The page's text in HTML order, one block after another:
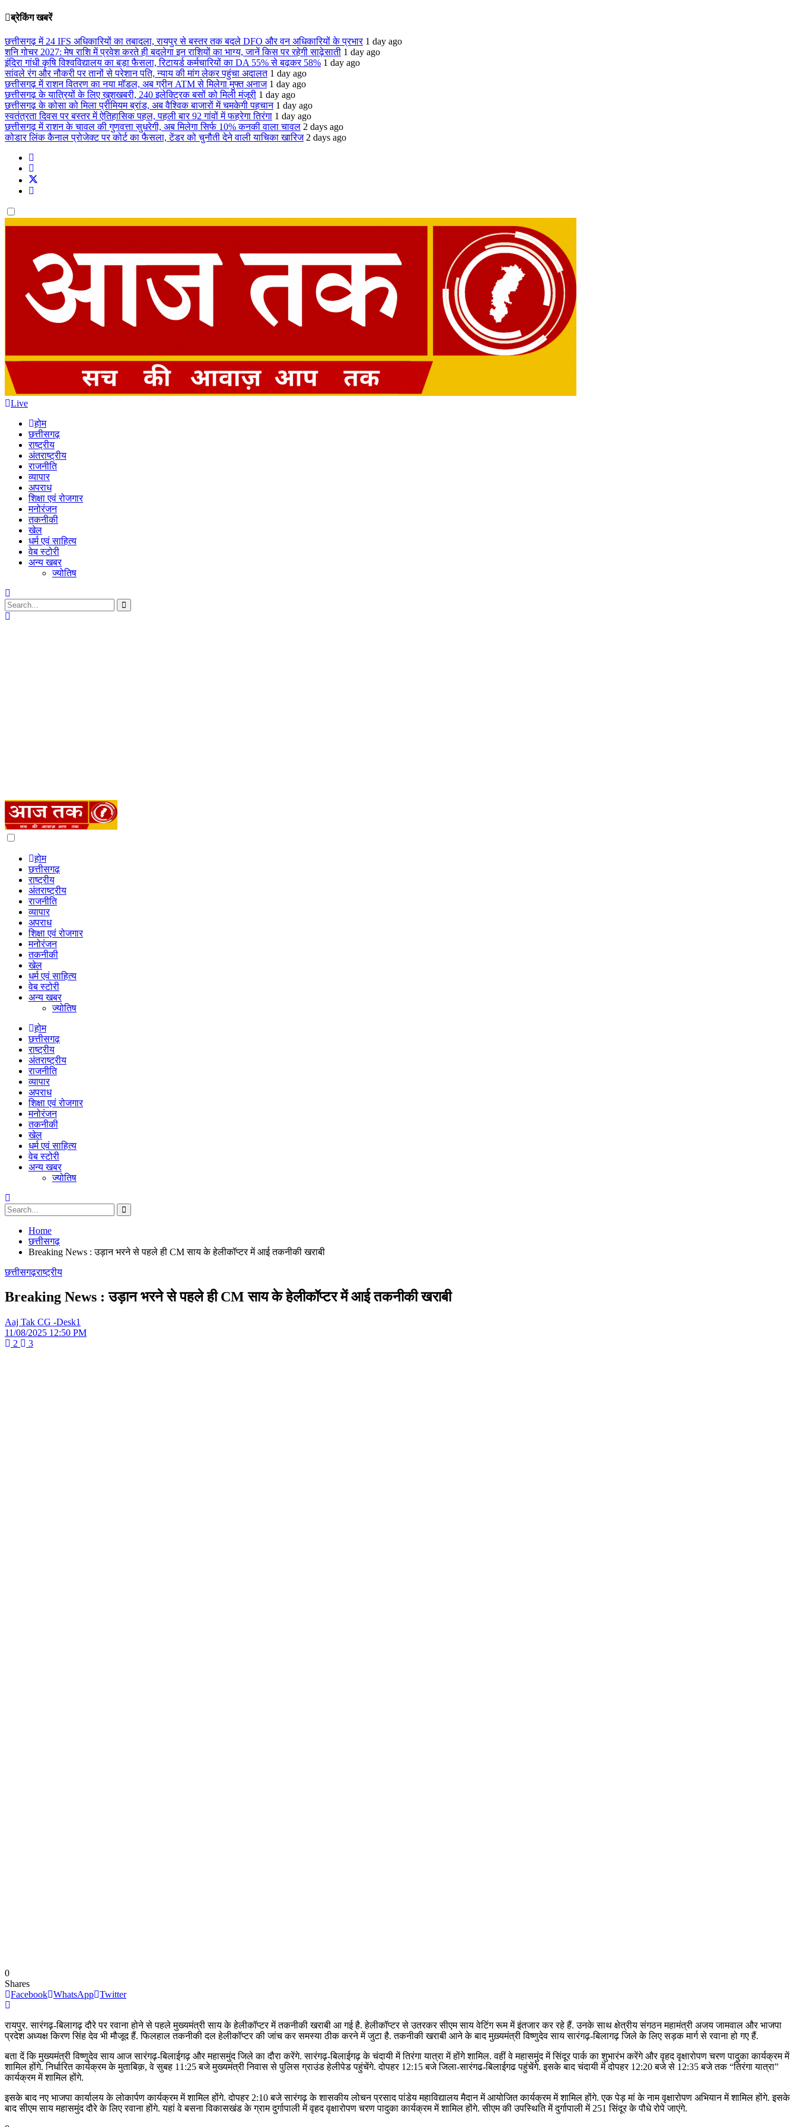
ब्रेकिंग खबरें
छत्तीसगढ़ में 24 IFS अधिकारियों का तबादला, रायपुर से बस्तर तक बदले DFO और वन अधिकारियों के प्रभार 1 day ago
शनि गोचर 2027: मेष राशि में प्रवेश करते ही बदलेगा इन राशियों का भाग्य, जानें किस पर रहेगी साढ़ेसाती 1 day ago
इंदिरा गांधी कृषि विश्वविद्यालय का बड़ा फैसला, रिटायर्ड कर्मचारियों का DA 55% से बढ़कर 58% 1 day ago
सांवले रंग और नौकरी पर तानों से परेशान पति, न्याय की मांग लेकर पहुंचा अदालत 1 day ago
छत्तीसगढ़ में राशन वितरण का नया मॉडल, अब ग्रीन ATM से मिलेगा मुफ्त अनाज 1 day ago
छत्तीसगढ़ के यात्रियों के लिए खुशखबरी, 240 इलेक्ट्रिक बसों को मिली मंजूरी 1 day ago
छत्तीसगढ़ के कोसा को मिला प्रीमियम ब्रांड, अब वैश्विक बाजारों में चमकेगी पहचान 1 day ago
स्वतंत्रता दिवस पर बस्तर में ऐतिहासिक पहल, पहली बार 92 गांवों में फहरेगा तिरंगा 1 day ago
छत्तीसगढ़ में राशन के चावल की गुणवत्ता सुधरेगी, अब मिलेगा सिर्फ 10% कनकी वाला चावल 2 days ago
कोडार लिंक कैनाल प्रोजेक्ट पर कोर्ट का फैसला, टेंडर को चुनौती देने वाली याचिका खारिज 2 days ago
Dark
mode
Live
होम
छत्तीसगढ़
राष्ट्रीय
अंतराष्ट्रीय
राजनीति
व्यापार
अपराध
शिक्षा एवं रोजगार
मनोरंजन
तकनीकी
खेल
धर्म एवं साहित्य
वेब स्टोरी
अन्य खबर
ज्योतिष
Dark
होम
छत्तीसगढ़
राष्ट्रीय
अंतराष्ट्रीय
राजनीति
व्यापार
अपराध
शिक्षा एवं रोजगार
मनोरंजन
तकनीकी
खेल
धर्म एवं साहित्य
वेब स्टोरी
अन्य खबर
ज्योतिष
होम
छत्तीसगढ़
राष्ट्रीय
अंतराष्ट्रीय
राजनीति
व्यापार
अपराध
शिक्षा एवं रोजगार
मनोरंजन
तकनीकी
खेल
धर्म एवं साहित्य
वेब स्टोरी
अन्य खबर
ज्योतिष
Home
छत्तीसगढ़
Breaking News : उड़ान भरने से पहले ही CM साय के हेलीकॉप्टर में आई तकनीकी खराबी
छत्तीसगढ़राष्ट्रीय
Breaking News : उड़ान भरने से पहले ही CM साय के हेलीकॉप्टर में आई तकनीकी खराबी
Aaj Tak CG -Desk1
11/08/2025 12:50 PM
2
3
0
Shares
Facebook WhatsApp Twitter
रायपुर. सारंगढ़-बिलागढ़ दौरे पर रवाना होने से पहले मुख्यमंत्री साय के हेलीकॉप्टर में तकनीकी खराबी आ गई है. हेलीकॉप्टर से उतरकर सीएम साय वेटिंग रूम में इंतजार कर रहे हैं. उनके साथ क्षेत्रीय संगठन महामंत्री अजय जामवाल और भाजपा
प्रदेश अध्यक्ष किरण सिंह देव भी मौजूद हैं. फिलहाल तकनीकी दल हेलीकॉप्टर की जांच कर समस्या ठीक करने में जुटा है. तकनीकी खराबी आने के बाद मुख़्यमंत्री विष्णुदेव साय सारंगढ़-बिलागढ़ जिले के लिए सड़क मार्ग से रवाना हो गए हैं.
बता दें कि मुख्यमंत्री विष्णुदेव साय आज सारंगढ़-बिलाईगढ़ और महासमुंद जिले का दौरा करेंगे. सारंगढ़-बिलाईगढ़ के चंदायी में तिरंगा यात्रा में होंगे शामिल. वहीं वे महासमुंद में सिंदूर पार्क का शुभारंभ करेंगे और वृहद वृक्षारोपण चरण पादुका कार्यक्रम में
शामिल होंगे. निर्धारित कार्यक्रम के मुताबिक़, वे सुबह 11:25 बजे मुख्यमंत्री निवास से पुलिस ग्राउंड हेलीपेड पहुंचेंगे. दोपहर 12:15 बजे जिला-सारंगढ-बिलाईगढ पहुंचेंगे. इसके बाद चंदायी में दोपहर 12:20 बजे से 12:35 बजे तक “तिरंगा यात्रा”
कार्यक्रम में शामिल होंगे.
इसके बाद नए भाजपा कार्यालय के लोकार्पण कार्यक्रम में शामिल होंगे. दोपहर 2:10 बजे सारंगढ़ के शासकीय लोचन प्रसाद पांडेय महाविद्यालय मैदान में आयोजित कार्यक्रम में शामिल होंगे. एक पेड़ मां के नाम वृक्षारोपण अभियान में शामिल होंगे. इसके
बाद सीएम साय महासमुंद दौरे के लिए रवाना होंगे. यहां वे बसना विकासखंड के ग्राम दुर्गापाली में वृहद वृक्षारोपण चरण पादुका कार्यक्रम में शामिल होंगे. सीएम की उपस्थिति में दुर्गापाली में 251 सिंदूर के पौधे रोपे जाएंगे.